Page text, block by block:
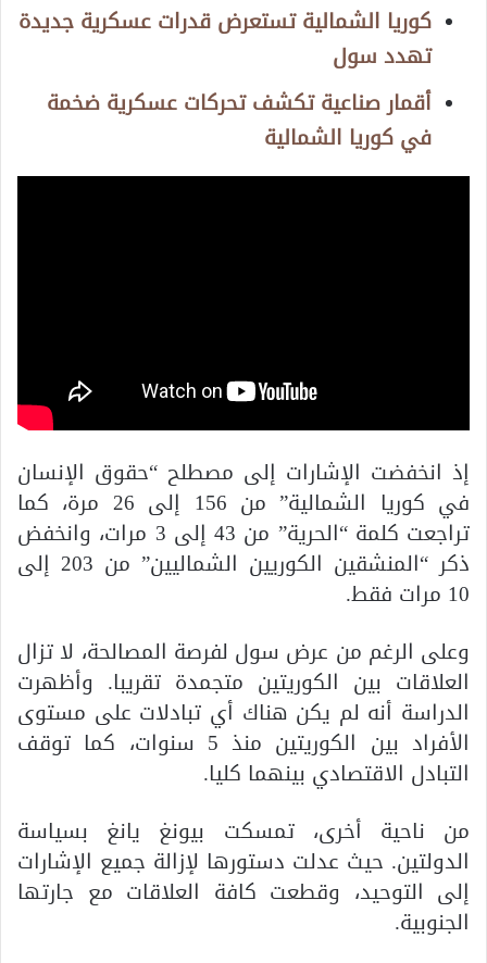
كوريا الشمالية تستعرض قدرات عسكرية جديدة
تهدد سول
أقمار صناعية تكشف تحركات عسكرية ضخمة
في كوريا الشمالية
إذ انخفضت الإشارات إلى مصطلح “حقوق الإنسان
في كوريا الشمالية” من 156 إلى 26 مرة، كما
تراجعت كلمة “الحرية” من 43 إلى 3 مرات، وانخفض
ذكر “المنشقين الكوريين الشماليين” من 203 إلى
10 مرات فقط.
وعلى الرغم من عرض سول لفرصة المصالحة، لا تزال
العلاقات بين الكوريتين متجمدة تقريبا. وأظهرت
الدراسة أنه لم يكن هناك أي تبادلات على مستوى
الأفراد بين الكوريتين منذ 5 سنوات، كما توقف
التبادل الاقتصادي بينهما كليا.
من ناحية أخرى، تمسكت بيونغ يانغ بسياسة
الدولتين. حيث عدلت دستورها لإزالة جميع الإشارات
إلى التوحيد، وقطعت كافة العلاقات مع جارتها
الجنوبية.